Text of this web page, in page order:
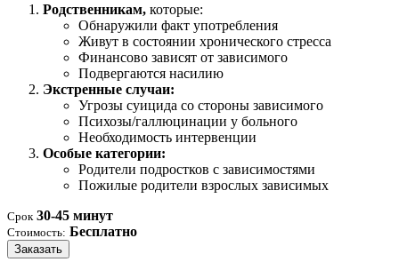
Родственникам, которые:
Обнаружили факт употребления
Живут в состоянии хронического стресса
Финансово зависят от зависимого
Подвергаются насилию
Экстренные случаи:
Угрозы суицида со стороны зависимого
Психозы/галлюцинации у больного
Необходимость интервенции
Особые категории:
Родители подростков с зависимостями
Пожилые родители взрослых зависимых
Срок 30-45 минут
Стоимость: Бесплатно
Заказать